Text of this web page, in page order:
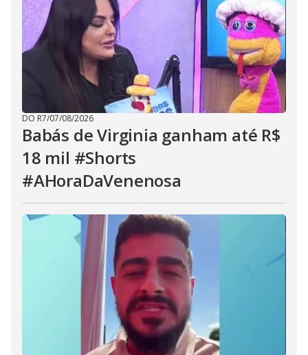
DO R7/07/08/2026
Babás de Virginia ganham até R$
18 mil #Shorts
#AHoraDaVenenosa